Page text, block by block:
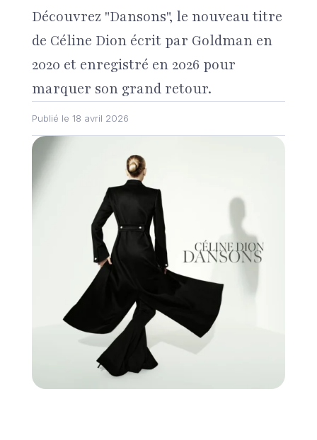
Découvrez "Dansons", le nouveau titre
de Céline Dion écrit par Goldman en
2020 et enregistré en 2026 pour
marquer son grand retour.
Publié le 18 avril 2026